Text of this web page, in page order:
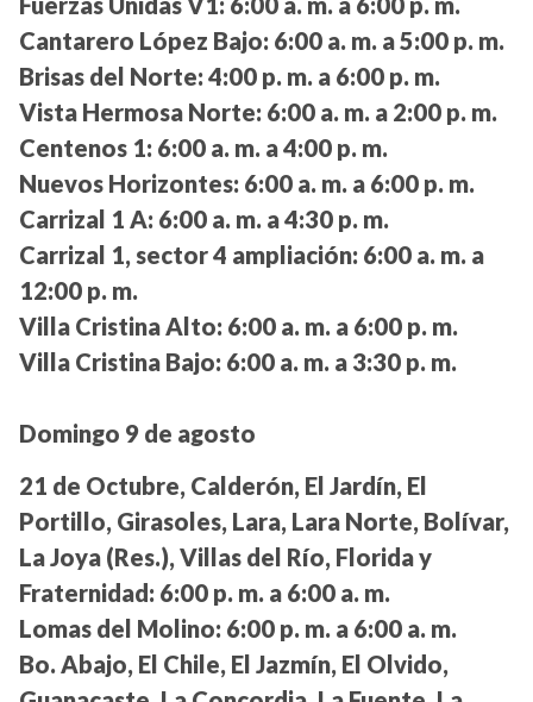
Cantarero López Bajo: 6:00 a. m. a 5:00 p. m.
Brisas del Norte: 4:00 p. m. a 6:00 p. m.
Vista Hermosa Norte: 6:00 a. m. a 2:00 p. m.
Centenos 1: 6:00 a. m. a 4:00 p. m.
Nuevos Horizontes: 6:00 a. m. a 6:00 p. m.
Carrizal 1 A: 6:00 a. m. a 4:30 p. m.
Carrizal 1, sector 4 ampliación: 6:00 a. m. a
12:00 p. m.
Villa Cristina Alto: 6:00 a. m. a 6:00 p. m.
Villa Cristina Bajo: 6:00 a. m. a 3:30 p. m.
Domingo 9 de agosto
21 de Octubre, Calderón, El Jardín, El
Portillo, Girasoles, Lara, Lara Norte, Bolívar,
La Joya (Res.), Villas del Río, Florida y
Fraternidad: 6:00 p. m. a 6:00 a. m.
Lomas del Molino: 6:00 p. m. a 6:00 a. m.
Bo. Abajo, El Chile, El Jazmín, El Olvido,